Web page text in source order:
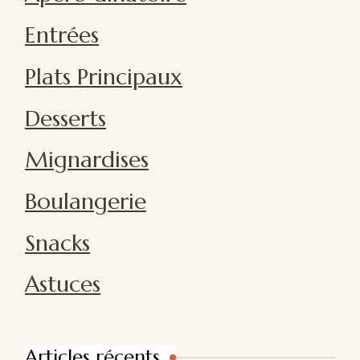
Entrées
Plats Principaux
Desserts
Mignardises
Boulangerie
Snacks
Astuces